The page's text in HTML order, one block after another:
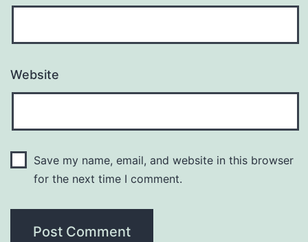
Website
Save my name, email, and website in this browser
for the next time I comment.